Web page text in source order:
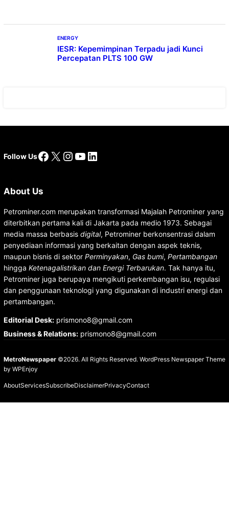
ENERGY
IESR: Kepemimpinan Terpadu jadi Kunci
Percepatan PLTS 100 GW
Follow UsFacebook
X Instagram
YouTube
LinkedIn
About Us
Petrominer.com merupakan transformasi Majalah Petrominer yang
diterbitkan pertama kali di Jakarta pada medio 1973. Sebagai
media massa berbasis digital, Petrominer berkonsentrasi dalam
penyediaan informasi yang berkaitan dengan aspek teknis,
maupun bisnis di sektor Perminyakan, Gas bumi, Pertambangan
hingga Ketenagalistrikan dan Energi Terbarukan. Tak hanya itu,
Petrominer juga berupaya mengikuti perkembangan isu, regulasi
dan penggunaan teknologi yang digunakan di industri energi dan
pertambangan.
Editorial Desk:prismono8@gmail.com
Business & Relations:prismono8@gmail.com
MetroNewspaper©2026. All Rights Reserved. WordPress Newspaper Theme
by WPEnjoy
AboutServicesSubscribeDisclaimerPrivacyContact